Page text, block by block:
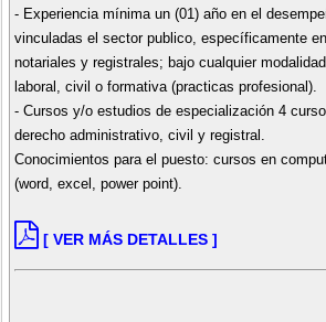
- Experiencia mínima un (01) año en el
vinculadas el sector publico, específicamente
notariales y registrales; bajo cualquier
laboral, civil o formativa (practicas profesional).
- Cursos y/o estudios de especialización 4
derecho administrativo, civil y registral.
Conocimientos para el puesto: cursos en
(word, excel, power point).
[ VER MÁS DETALLES ]